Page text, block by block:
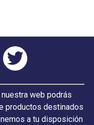
web podrás
productos destinados
a tu disposición